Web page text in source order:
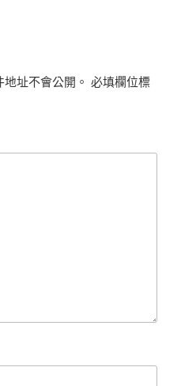
址不會公開。 必填欄位標